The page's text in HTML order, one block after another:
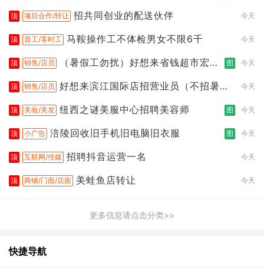
顶 项目合作/转让 招共同创业的配送伙伴 今天
顶 普工/零时工 马鞍操作工不体检男女不限6千 今天
顶 销售/店员
（暑假工勿扰）好想来省钱超市宏声
图 今天
顶 销售/店员 好想来滨江国际店招营业员（不招暑假
今天
顶 美妆/美发 纽西之谜美服中心招聘美容师 图 今天
顶 小广告 涪陵回收旧手机旧电脑旧衣服 图 今天
顶 互联网/传媒 招聘抖音运营一名 今天
顶 商铺/门面/店面 美蛙鱼店转让 今天
更多信息请点击分类>>
快捷导航